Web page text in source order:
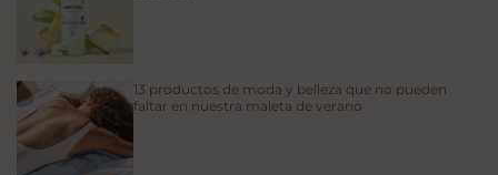
13 productos de moda y belleza que no pueden
faltar en nuestra maleta de verano